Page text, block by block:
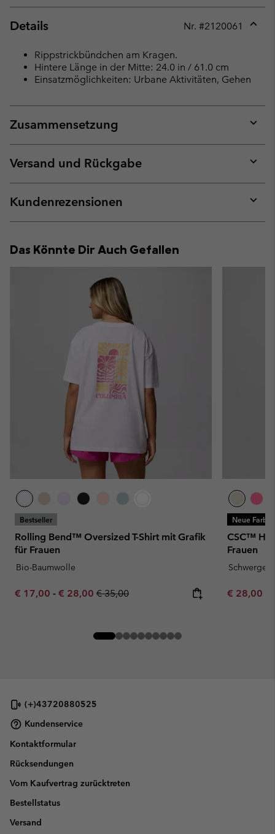
Details Nr. #2120061
Rippstrickbündchen am Kragen.
Hintere Länge in der Mitte: 24.0 in / 61.0 cm
Einsatzmöglichkeiten: Urbane Aktivitäten, Gehen
Zusammensetzung
or
Versand und Rückgabe
or
Kundenrezensionen
or
Das Könnte Dir Auch Gefallen
Bestseller
Rolling Bend™ Oversized T-Shirt mit Grafik
für Frauen
Bio-Baumwolle
Minimum sale price:
€ 17,00 - Maximum sale price:
€ 28,00 Regular price:
€ 35,00
Neue
CSC™
Frauen
Minimum
€ 28,00
(+)43720880525
Kundenservice
Kontaktformular
Rücksendungen
Vom Kaufvertrag zurücktreten
Bestellstatus
Versand